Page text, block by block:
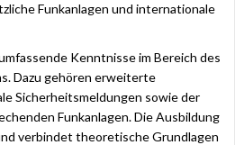
Funkanlagen und internationale
Kenntnisse im Bereich des
Dazu gehören erweiterte
Sicherheitsmeldungen sowie der
Funkanlagen. Die Ausbildung
verbindet theoretische Grundlagen